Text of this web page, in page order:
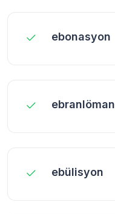
ebonasyon
ebranlöman
ebülisyon